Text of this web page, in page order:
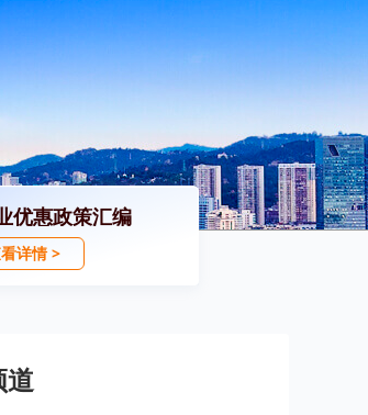
优惠政策汇编
详情 >
道